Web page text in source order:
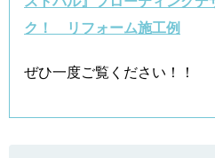
ク！ リフォーム施工例
ぜひ一度ご覧ください！！